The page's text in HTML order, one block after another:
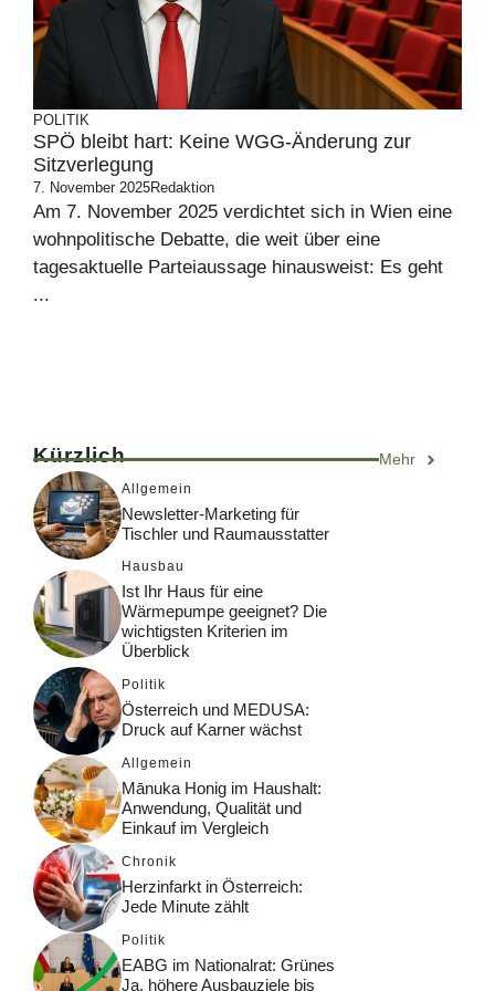
POLITIK
SPÖ bleibt hart: Keine WGG-Änderung zur
Sitzverlegung
7. November 2025Redaktion
Am 7. November 2025 verdichtet sich in Wien eine
wohnpolitische Debatte, die weit über eine
tagesaktuelle Parteiaussage hinausweist: Es geht
...
Kürzlich Mehr
Allgemein
Newsletter-Marketing für
Tischler und Raumausstatter
Hausbau
Ist Ihr Haus für eine
Wärmepumpe geeignet? Die
wichtigsten Kriterien im
Überblick
Politik
Österreich und MEDUSA:
Druck auf Karner wächst
Allgemein
Mānuka Honig im Haushalt:
Anwendung, Qualität und
Einkauf im Vergleich
Chronik
Herzinfarkt in Österreich:
Jede Minute zählt
Politik
EABG im Nationalrat: Grünes
Ja, höhere Ausbauziele bis